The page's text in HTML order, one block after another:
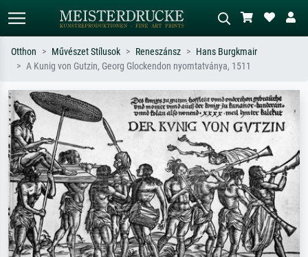
Keressen művész, műcím vagy stílus
szerint – pl. Monet, Csillagos éj,
impresszionizmus, Hokusai-hullám,
Írja le a jelenetet – pl. zöld rét, sok
piros absztrakt, sötét olajkép, álló akt
egy fa mellett.
Otthon Művészet Stílusok Reneszánsz
Hans Burgkmair
A Kunig von Gutzin, Georg Glockendon nyomtatványa, 1511